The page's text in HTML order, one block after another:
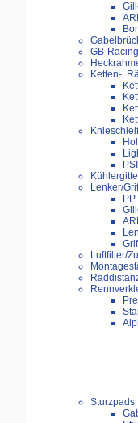
GB-
Ketten-,
Lenker/
Luftfilter/
Sturzpads